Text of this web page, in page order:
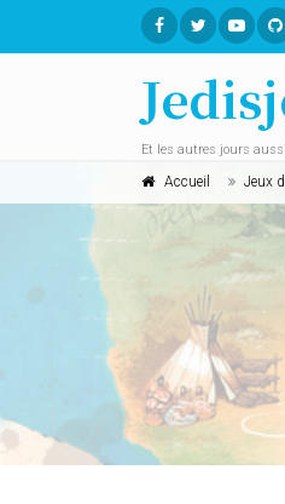
Et les autres jours
Accueil Jeux